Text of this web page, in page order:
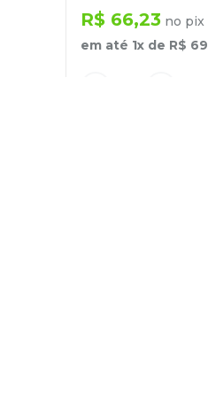
R$ 66,23 no pix
em até 1x de R$ 69